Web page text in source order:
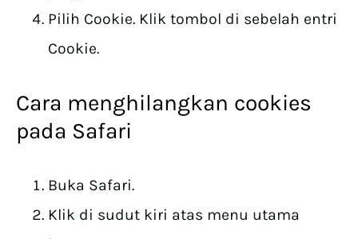
Pilih Cookie. Klik tombol di sebelah entri
Cookie.
Cara menghilangkan cookies
pada Safari
Buka Safari.
Klik di sudut kiri atas menu utama